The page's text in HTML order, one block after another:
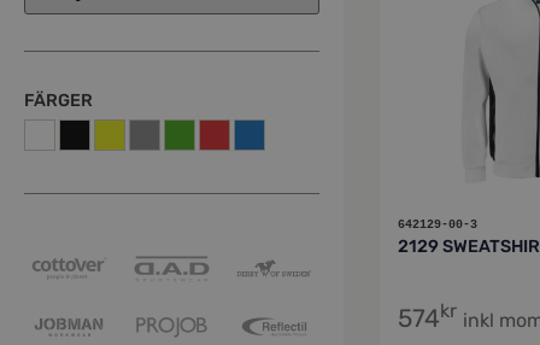
FÄRGER
642129-00-3
2129
574kr inkl